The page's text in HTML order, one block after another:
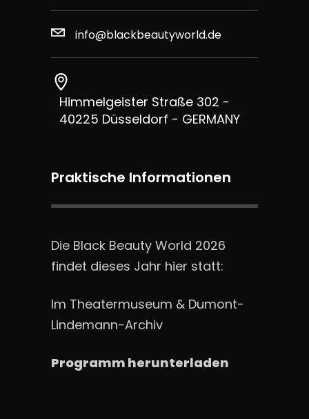
info@blackbeautyworld.de
Himmelgeister Straße 302 -
40225 Düsseldorf - GERMANY
Praktische Informationen
Die Black Beauty World 2026
findet dieses Jahr hier statt:
Im Theatermuseum & Dumont-
Lindemann-Archiv
Programm herunterladen